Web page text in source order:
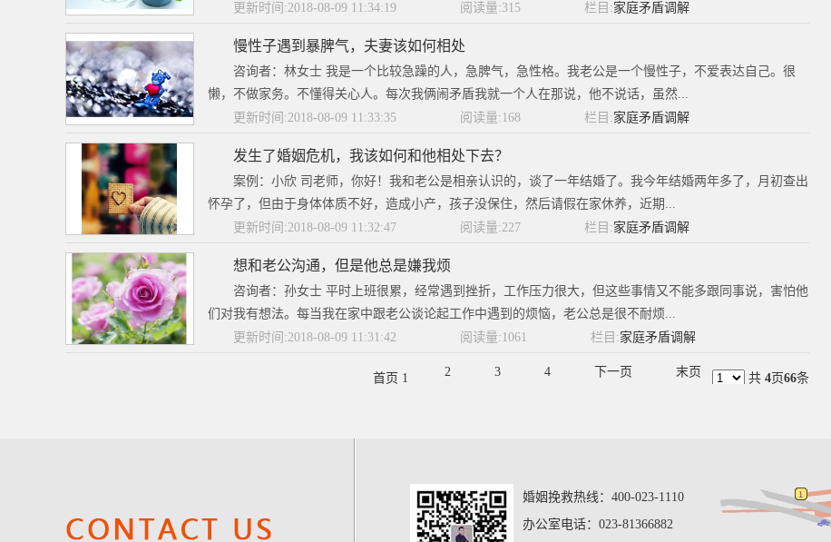
更新时间:2018-08-09 11:34:19
阅读量:315 栏目:家庭矛盾调解
慢性子遇到暴脾气，夫妻该如何相处
咨询者：林女士 我是一个比较急躁的人，急脾气，急性格。我老公是一个慢性子，不爱表达自己。很
懒，不做家务。不懂得关心人。每次我俩闹矛盾我就一个人在那说，他不说话，虽然...
更新时间:2018-08-09 11:33:35
阅读量:168 栏目:家庭矛盾调解
发生了婚姻危机，我该如何和他相处下去？
案例：小欣 司老师，你好！我和老公是相亲认识的，谈了一年结婚了。我今年结婚两年多了，月初查出
怀孕了，但由于身体体质不好，造成小产，孩子没保住，然后请假在家休养，近期...
更新时间:2018-08-09 11:32:47
阅读量:227 栏目:家庭矛盾调解
想和老公沟通，但是他总是嫌我烦
咨询者：孙女士 平时上班很累，经常遇到挫折，工作压力很大，但这些事情又不能多跟同事说，害怕他
们对我有想法。每当我在家中跟老公谈论起工作中遇到的烦恼，老公总是很不耐烦...
更新时间:2018-08-09 11:31:42
阅读量:1061 栏目:家庭矛盾调解
首页 1 2 3 4 下一页 末页 共 4页66条
婚姻挽救热线：400-023-1110
办公室电话：023-81366882